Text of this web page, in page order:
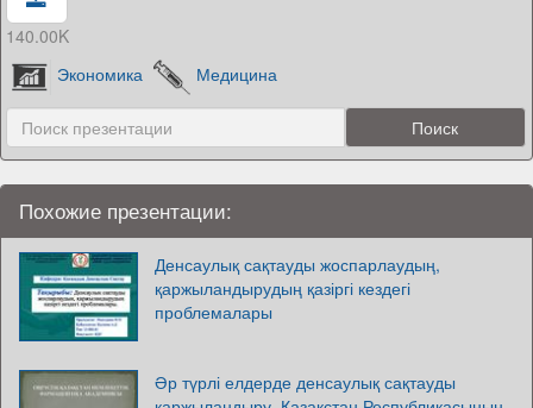
140.00K
Экономика
Медицина
Похожие презентации:
Денсаулық сақтауды жоспарлаудың,
қаржыландырудың қазіргі кездегі
проблемалары
Әр түрлі елдерде денсаулық сақтауды